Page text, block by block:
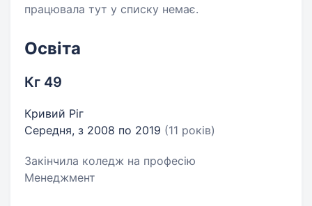
працювала тут у списку немає.
Освіта
Кг 49
Кривий Ріг
Середня, з 2008 по 2019 (11 років)
Закінчила коледж на професію
Менеджмент